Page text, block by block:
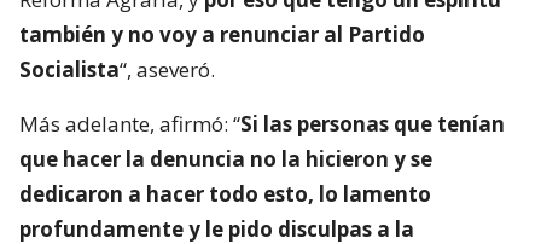
también y no voy a renunciar al Partido
Socialista“, aseveró.
Más adelante, afirmó: “Si las personas que tenían
que hacer la denuncia no la hicieron y se
dedicaron a hacer todo esto, lo lamento
profundamente y le pido disculpas a la